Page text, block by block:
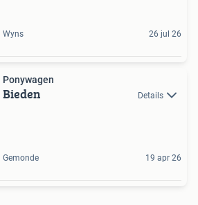
Wyns 26 jul 26
Ponywagen
Bieden Details
Gemonde 19 apr 26